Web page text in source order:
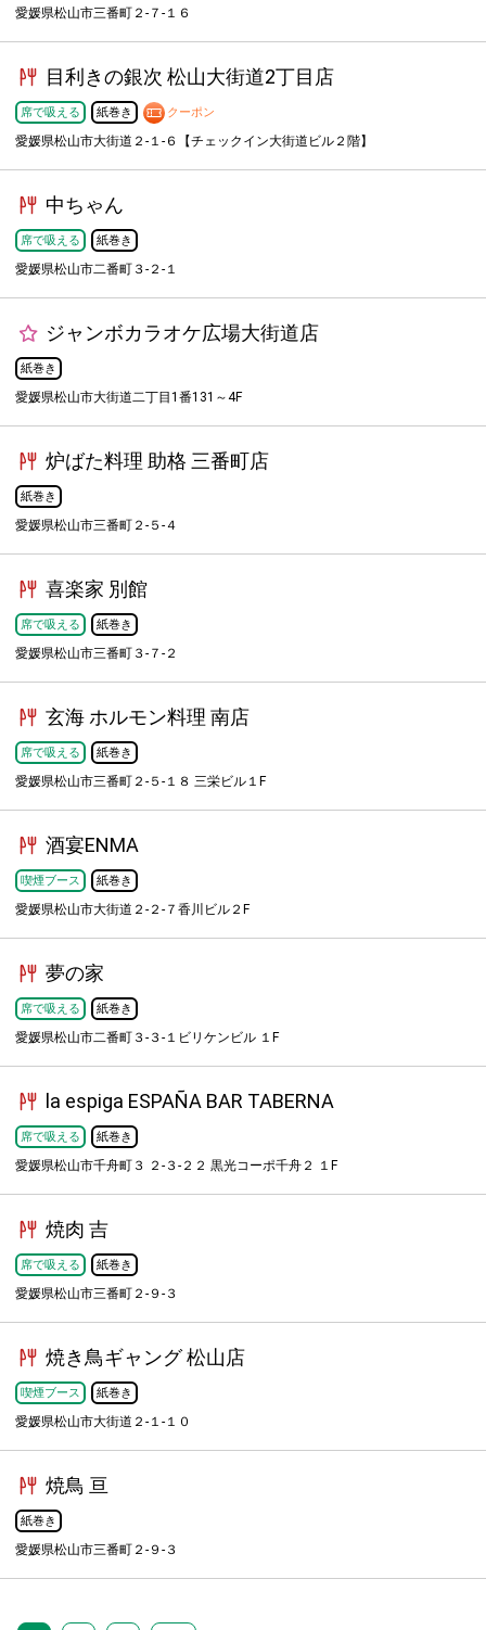
愛媛県松山市三番町２-７-１６
目利きの銀次 松山大街道2丁目店
席で吸える 紙巻き クーポン
愛媛県松山市大街道２-１-６【チェックイン大街道ビル２階】
中ちゃん
席で吸える 紙巻き
愛媛県松山市二番町３-２-１
ジャンボカラオケ広場大街道店
紙巻き
愛媛県松山市大街道二丁目1番131～4F
炉ばた料理 助格 三番町店
紙巻き
愛媛県松山市三番町２-５-４
喜楽家 別館
席で吸える 紙巻き
愛媛県松山市三番町３-７-２
玄海 ホルモン料理 南店
席で吸える 紙巻き
愛媛県松山市三番町２-５-１８ 三栄ビル１F
酒宴ENMA
喫煙ブース 紙巻き
愛媛県松山市大街道２-２-７香川ビル２F
夢の家
席で吸える 紙巻き
愛媛県松山市二番町３-３-１ビリケンビル １F
la espiga ESPAÑA BAR TABERNA
席で吸える 紙巻き
愛媛県松山市千舟町３ ２-３-２２ 黒光コーポ千舟２ １F
焼肉 吉
席で吸える 紙巻き
愛媛県松山市三番町２-９-３
焼き鳥ギャング 松山店
喫煙ブース 紙巻き
愛媛県松山市大街道２-１-１０
焼鳥 亘
紙巻き
愛媛県松山市三番町２-９-３